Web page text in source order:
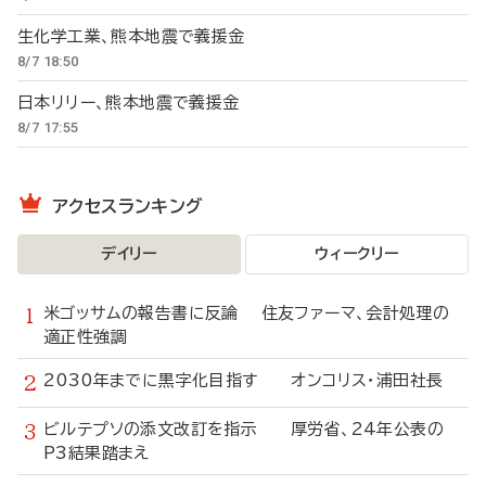
生化学工業、熊本地震で義援金
8/7 18:50
日本リリー、熊本地震で義援金
8/7 17:55
アクセスランキング
デイリー ウィークリー
米ゴッサムの報告書に反論 住友ファーマ、会計処理の
適正性強調
2030年までに黒字化目指す オンコリス・浦田社長
ビルテプソの添文改訂を指示 厚労省、24年公表の
P3結果踏まえ